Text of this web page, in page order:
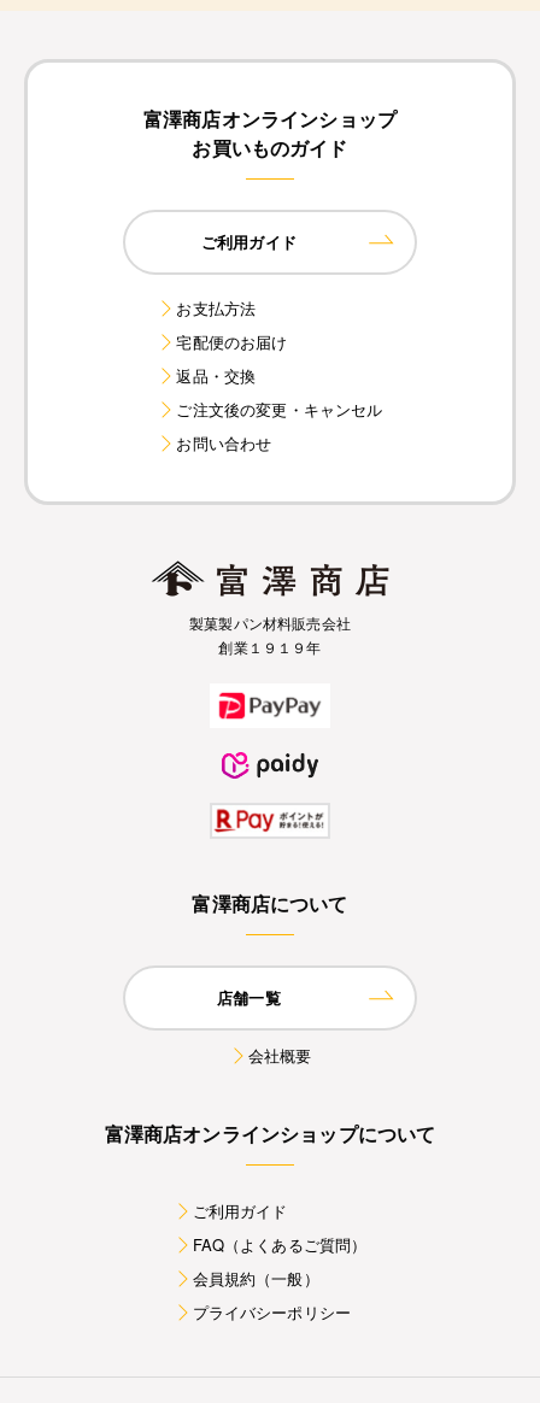
富澤商店オンラインショップ
お買いものガイド
ご利用ガイド
お支払方法
宅配便のお届け
返品・交換
ご注文後の変更・キャンセル
お問い合わせ
製菓製パン材料販売会社
創業１９１９年
富澤商店について
店舗一覧
会社概要
富澤商店オンラインショップについて
ご利用ガイド
FAQ（よくあるご質問）
会員規約（一般）
プライバシーポリシー